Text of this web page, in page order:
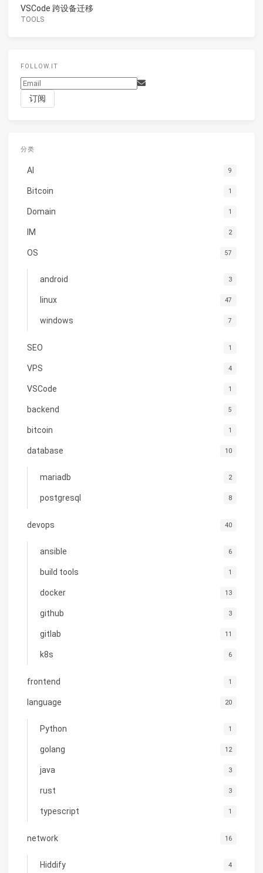
VSCode 跨设备迁移
TOOLS
FOLLOW.IT
分类
AI 9
Bitcoin 1
Domain 1
IM 2
OS 57
android 3
linux 47
windows 7
SEO 1
VPS 4
VSCode 1
backend 5
bitcoin 1
database 10
mariadb 2
postgresql 8
devops 40
ansible 6
build tools 1
docker 13
github 3
gitlab 11
k8s 6
frontend 1
language 20
Python 1
golang 12
java 3
rust 3
typescript 1
network 16
Hiddify 4